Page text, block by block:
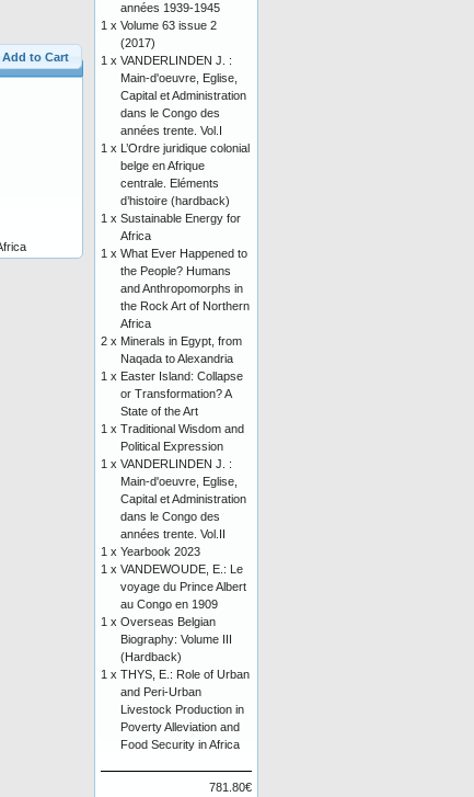
Add to Cart
années 1939-1945
1 x Volume 63 issue 2
(2017)
1 x VANDERLINDEN J. :
Main-d'oeuvre, Eglise,
Capital et Administration
dans le Congo des
années trente. Vol.I
1 x L’Ordre juridique colonial
belge en Afrique
centrale. Eléments
d’histoire (hardback)
1 x Sustainable Energy for
Africa
1 x What Ever Happened to
the People? Humans
and Anthropomorphs in
the Rock Art of Northern
Africa
2 x Minerals in Egypt, from
Naqada to Alexandria
1 x Easter Island: Collapse
or Transformation? A
State of the Art
1 x Traditional Wisdom and
Political Expression
1 x VANDERLINDEN J. :
Main-d'oeuvre, Eglise,
Capital et Administration
dans le Congo des
années trente. Vol.II
1 x Yearbook 2023
1 x VANDEWOUDE, E.: Le
voyage du Prince Albert
au Congo en 1909
1 x Overseas Belgian
Biography: Volume III
(Hardback)
1 x THYS, E.: Role of Urban
and Peri-Urban
Livestock Production in
Poverty Alleviation and
Food Security in Africa
781.80€